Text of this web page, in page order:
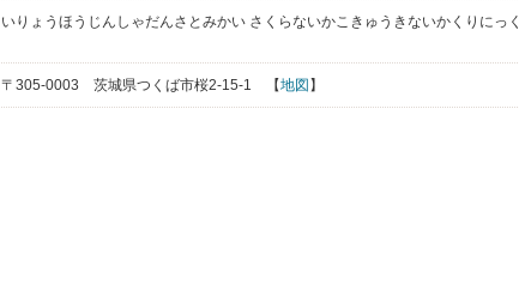
いりょうほうじんしゃだんさとみかい さくらないかこきゅうきないかくりにっく
〒305-0003 茨城県つくば市桜2-15-1 【地図 】